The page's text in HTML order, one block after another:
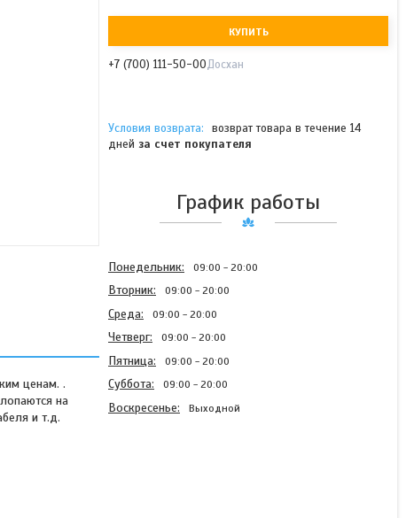
ценам. .
на
и т.д.
КУПИТЬ
+7 (700) 111-50-00Досхан
возврат товара в течение 14
дней за счет покупателя
График работы
Понедельник 09:00 20:00
Вторник 09:00 20:00
Среда 09:00 20:00
Четверг 09:00 20:00
Пятница 09:00 20:00
Суббота 09:00 20:00
Воскресенье Выходной